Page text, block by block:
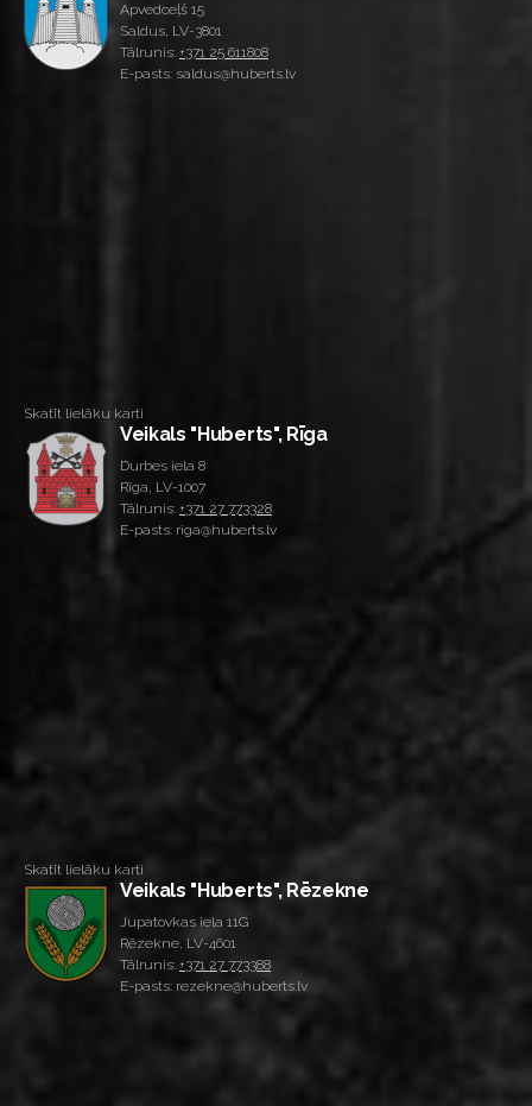
Apvedceļš 15
Saldus, LV-3801
Tālrunis: +371 25 611808
E-pasts: saldus@huberts.lv
Skatīt lielāku karti
Veikals "Huberts", Rīga
Durbes iela 8
Rīga, LV-1007
Tālrunis: +371 27 773328
E-pasts: riga@huberts.lv
Skatīt lielāku karti
Veikals "Huberts", Rēzekne
Jupatovkas iela 11G
Rēzekne, LV-4601
Tālrunis: +371 27 773388
E-pasts: rezekne@huberts.lv